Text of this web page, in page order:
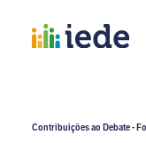
Contribuições ao Debate -